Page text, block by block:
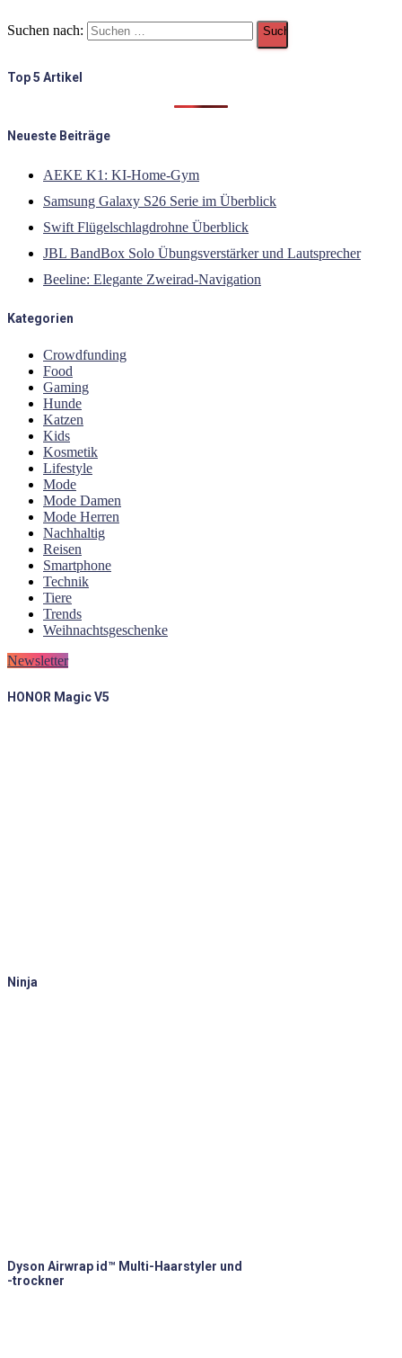
Suchen nach:
Top 5 Artikel
Neueste Beiträge
AEKE K1: KI-Home-Gym
Samsung Galaxy S26 Serie im Überblick
Swift Flügelschlagdrohne Überblick
JBL BandBox Solo Übungsverstärker und Lautsprecher
Beeline: Elegante Zweirad-Navigation
Kategorien
Crowdfunding
Food
Gaming
Hunde
Katzen
Kids
Kosmetik
Lifestyle
Mode
Mode Damen
Mode Herren
Nachhaltig
Reisen
Smartphone
Technik
Tiere
Trends
Weihnachtsgeschenke
Newsletter
HONOR Magic V5
Ninja
Dyson Airwrap id™ Multi-Haarstyler und
-trockner